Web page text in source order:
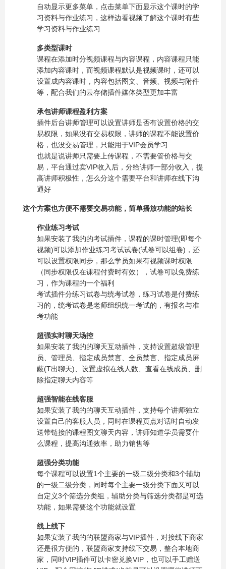
自动显示更多菜单，点击菜单下面显示这个课时的学
习资料与作业练习，这样边看视频了解这个课时有些
学习资料与作业练习
多类型课时
课程在添加时分视频课程与内容课程，内容课程只能
添加内容课时，而视频课程默认是视频课时，还可以
设置成内容课时，内容包括图文、音频、视频与附件
等，配合我们的云存储插件媒体类型更加丰富
承包讲师课程盈利方案
插件后台讲师管理可以设置讲师是否有设置价格的交
易权限，如果没有交易权限，讲师的课程不能设置价
格，也没交易管理，只能用于VIP会员学习
也就是说讲师只需要上传课程，不需要管价格与交
易，平台通过卖VIP收入后，分给讲师一部分收入，提
高讲师积极性，怎么分这个需要平台和讲师在线下沟
通好
这个方案也方便不需要交易功能，简单播放功能的站长
作业练习考试
如果安装了我的的考试插件，课程的课时管理(即每个
视频)可以添加作业练习考试试卷(试卷可以组卷)，还
可以设置权限同步，那么学员如果有视频课时权限
（同步权限仅在课程付费时有效），试卷可以免费练
习，作为课程的一个福利
考试插件分练习试卷与统考试卷，练习试卷是付费练
习的，统考试卷是老师组织统一考试的，有报名与准
考功能
超强实时聊天场控
如果安装了我的的聊天互动插件，支持设置超级管理
员、管理员、指定成员禁言、全员禁言、指定成员屏
蔽(T出聊天)、设置虚拟在线人数、查看在线成员、删
除指定聊天内容等
超强智能在线客服
如果安装了我的的聊天互动插件，支持每个讲师独立
设置自己的客服人员，同时在课程页点对话时自动发
送带链接的课程图文聊天内容，讲师知道学员需要什
么课程，提高沟通效率，助力销售等
超强分类功能
每个课程可以设置1个主要的一级二级分类和3个辅助
的一级二级分类，同时每个主要一级分类下面又可以
自定义3个筛选分类组，辅助分类与筛选分类都是可选
功能，如果需要这个功能就设置
线上线下
如果安装了我的的联盟商家与VIP插件，对接线下商家
还是很方便的，联盟商家支持线下交易，整合本地商
家，同时VIP插件可以卡密兑换VIP，也可以手工赠送